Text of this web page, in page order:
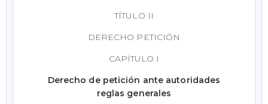
TÍTULO II
DERECHO PETICIÓN
CAPÍTULO I
Derecho de petición ante autoridades
reglas generales